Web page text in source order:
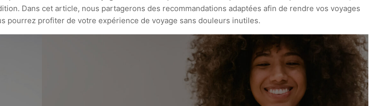
Dans cet article, nous partagerons des recommandations adaptées afin de rendre vos voyages
pourrez profiter de votre expérience de voyage sans douleurs inutiles.